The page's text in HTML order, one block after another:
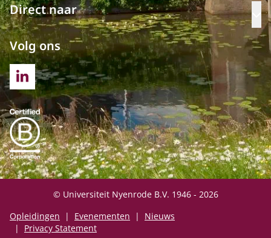
Direct naar
Volg ons
LINKEDIN
© Universiteit Nyenrode B.V. 1946 - 2026
Opleidingen
Evenementen
Nieuws
Privacy Statement